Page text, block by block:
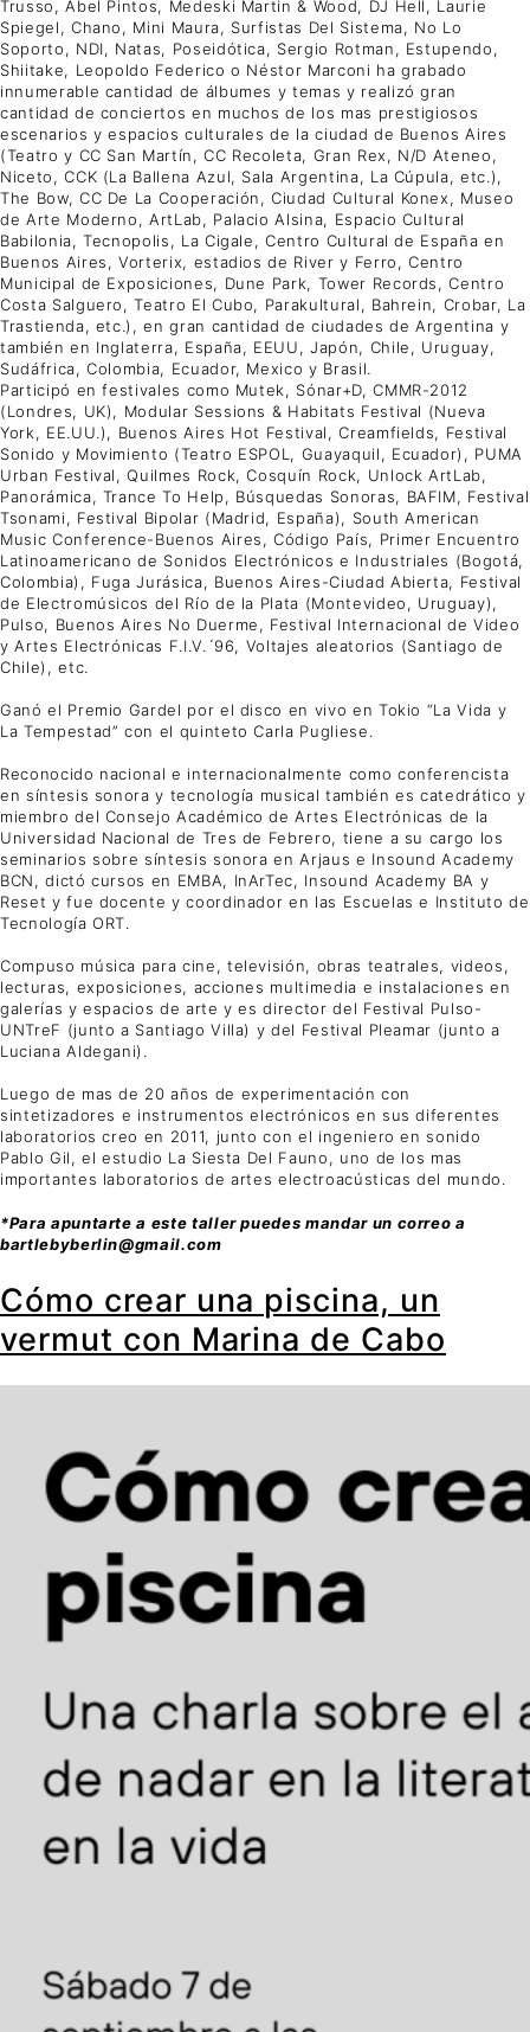
Trusso, Abel Pintos, Medeski Martin & Wood, DJ Hell, Laurie
Spiegel, Chano, Mini Maura, Surfistas Del Sistema, No Lo
Soporto, NDI, Natas, Poseidótica, Sergio Rotman, Estupendo,
Shiitake, Leopoldo Federico o Néstor Marconi ha grabado
innumerable cantidad de álbumes y temas y realizó gran
cantidad de conciertos en muchos de los mas prestigiosos
escenarios y espacios culturales de la ciudad de Buenos Aires
(Teatro y CC San Martín, CC Recoleta, Gran Rex, N/D Ateneo,
Niceto, CCK (La Ballena Azul, Sala Argentina, La Cúpula, etc.),
The Bow, CC De La Cooperación, Ciudad Cultural Konex, Museo
de Arte Moderno, ArtLab, Palacio Alsina, Espacio Cultural
Babilonia, Tecnopolis, La Cigale, Centro Cultural de España en
Buenos Aires, Vorterix, estadios de River y Ferro, Centro
Municipal de Exposiciones, Dune Park, Tower Records, Centro
Costa Salguero, Teatro El Cubo, Parakultural, Bahrein, Crobar, La
Trastienda, etc.), en gran cantidad de ciudades de Argentina y
también en Inglaterra, España, EEUU, Japón, Chile, Uruguay,
Sudáfrica, Colombia, Ecuador, Mexico y Brasil.
Participó en festivales como Mutek, Sónar+D, CMMR-2012
(Londres, UK), Modular Sessions & Habitats Festival (Nueva
York, EE.UU.), Buenos Aires Hot Festival, Creamfields, Festival
Sonido y Movimiento (Teatro ESPOL, Guayaquil, Ecuador), PUMA
Urban Festival, Quilmes Rock, Cosquín Rock, Unlock ArtLab,
Panorámica, Trance To Help, Búsquedas Sonoras, BAFIM, Festival
Tsonami, Festival Bipolar (Madrid, España), South American
Music Conference-Buenos Aires, Código País, Primer Encuentro
Latinoamericano de Sonidos Electrónicos e Industriales (Bogotá,
Colombia), Fuga Jurásica, Buenos Aires-Ciudad Abierta, Festival
de Electromúsicos del Río de la Plata (Montevideo, Uruguay),
Pulso, Buenos Aires No Duerme, Festival Internacional de Video
y Artes Electrónicas F.I.V.´96, Voltajes aleatorios (Santiago de
Chile), etc.
Ganó el Premio Gardel por el disco en vivo en Tokio “La Vida y
La Tempestad” con el quinteto Carla Pugliese.
Reconocido nacional e internacionalmente como conferencista
en síntesis sonora y tecnología musical también es catedrático y
miembro del Consejo Académico de Artes Electrónicas de la
Universidad Nacional de Tres de Febrero, tiene a su cargo los
seminarios sobre síntesis sonora en Arjaus e Insound Academy
BCN, dictó cursos en EMBA, InArTec, Insound Academy BA y
Reset y fue docente y coordinador en las Escuelas e Instituto de
Tecnología ORT.
Compuso música para cine, televisión, obras teatrales, videos,
lecturas, exposiciones, acciones multimedia e instalaciones en
galerías y espacios de arte y es director del Festival Pulso-
UNTreF (junto a Santiago Villa) y del Festival Pleamar (junto a
Luciana Aldegani).
Luego de mas de 20 años de experimentación con
sintetizadores e instrumentos electrónicos en sus diferentes
laboratorios creo en 2011, junto con el ingeniero en sonido
Pablo Gil, el estudio La Siesta Del Fauno, uno de los mas
importantes laboratorios de artes electroacústicas del mundo.
*Para apuntarte a este taller puedes mandar un correo a
bartlebyberlin@gmail.com
Cómo crear una piscina, un
vermut con Marina de Cabo